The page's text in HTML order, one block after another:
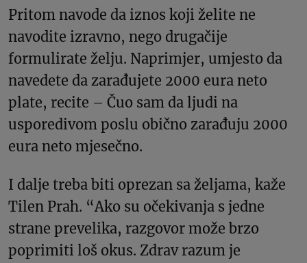
Pritom navode da iznos koji želite ne
navodite izravno, nego drugačije
formulirate želju. Naprimjer, umjesto da
navedete da zarađujete 2000 eura neto
plate, recite – Čuo sam da ljudi na
usporedivom poslu obično zarađuju 2000
eura neto mjesečno.
I dalje treba biti oprezan sa željama, kaže
Tilen Prah. “Ako su očekivanja s jedne
strane prevelika, razgovor može brzo
poprimiti loš okus. Zdrav razum je